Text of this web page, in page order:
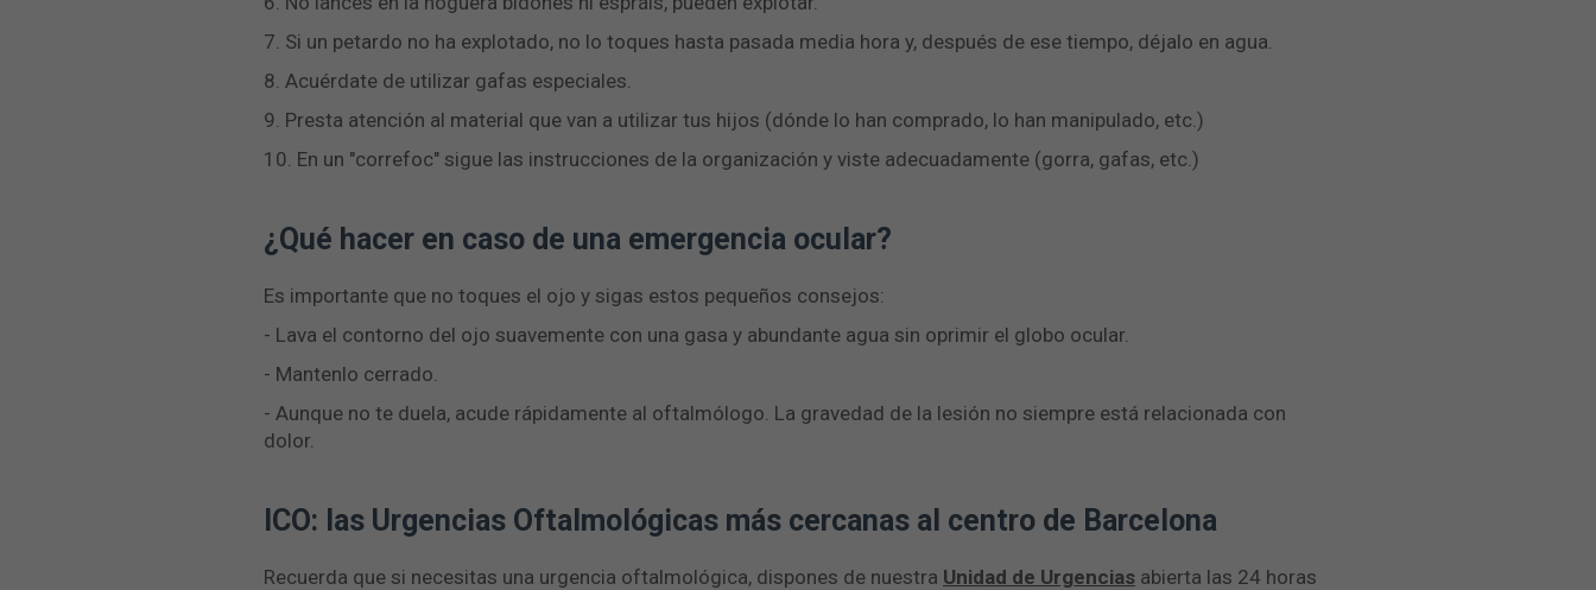
7. Si un petardo no ha explotado, no lo toques hasta pasada media hora y, después de ese tiempo, déjalo en agua.
8. Acuérdate de utilizar gafas especiales.
9. Presta atención al material que van a utilizar tus hijos (dónde lo han comprado, lo han manipulado, etc.)
10. En un "correfoc" sigue las instrucciones de la organización y viste adecuadamente (gorra, gafas, etc.)
¿Qué hacer en caso de una emergencia ocular?
Es importante que no toques el ojo y sigas estos pequeños consejos:
- Lava el contorno del ojo suavemente con una gasa y abundante agua sin oprimir el globo ocular.
- Mantenlo cerrado.
- Aunque no te duela, acude rápidamente al oftalmólogo. La gravedad de la lesión no siempre está relacionada con
dolor.
ICO: las Urgencias Oftalmológicas más cercanas al centro de Barcelona
Recuerda que si necesitas una urgencia oftalmológica, dispones de nuestra Unidad de Urgencias abierta las 24 horas